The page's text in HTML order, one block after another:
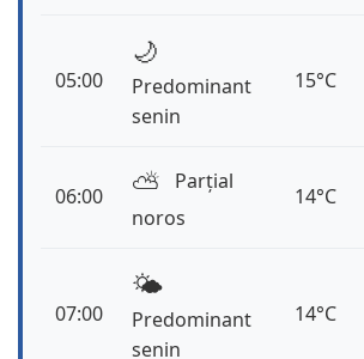
05:00
🌙
Predominant
senin
15°C
06:00 ⛅️
Parțial
noros
14°C
07:00
🌤️
Predominant
senin
14°C